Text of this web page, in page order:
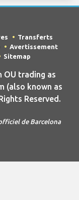
Transferts
Avertissement
Sitemap
OU trading as
(also known as
Reserved.
de Barcelona